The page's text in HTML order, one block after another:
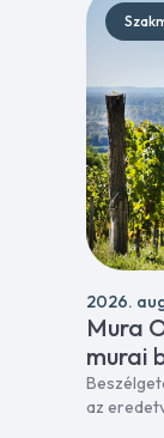
2026.
Mura
murai
az